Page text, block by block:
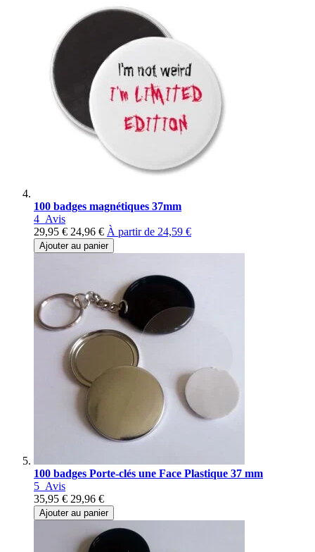
100 badges magnétiques 37mm
4 Avis
29,95 € 24,96 € À partir de 24,59 €
Ajouter au panier
100 badges Porte-clés une Face Plastique 37 mm
5 Avis
35,95 € 29,96 €
Ajouter au panier